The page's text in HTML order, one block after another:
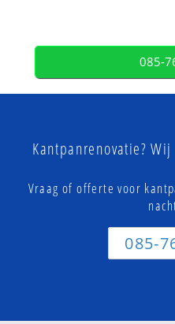
085-
Kantpanrenovatie?
Vraag of offerte voor
085-